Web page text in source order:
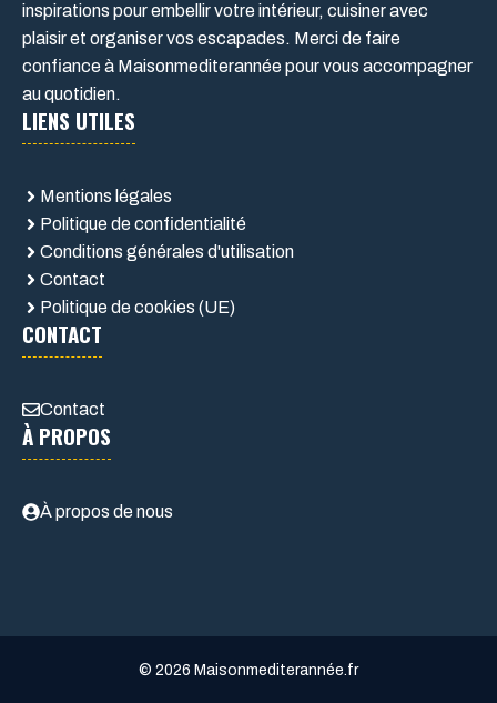
inspirations pour embellir votre intérieur, cuisiner avec
plaisir et organiser vos escapades. Merci de faire
confiance à Maisonmediterannée pour vous accompagner
au quotidien.
LIENS UTILES
Mentions légales
Politique de confidentialité
Conditions générales d'utilisation
Contact
Politique de cookies (UE)
CONTACT
Contact
À PROPOS
À propos de nous
© 2026 Maisonmediterannée.fr